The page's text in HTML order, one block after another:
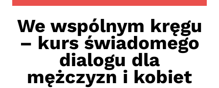
We wspólnym kręgu
– kurs świadomego
dialogu dla
mężczyzn i kobiet